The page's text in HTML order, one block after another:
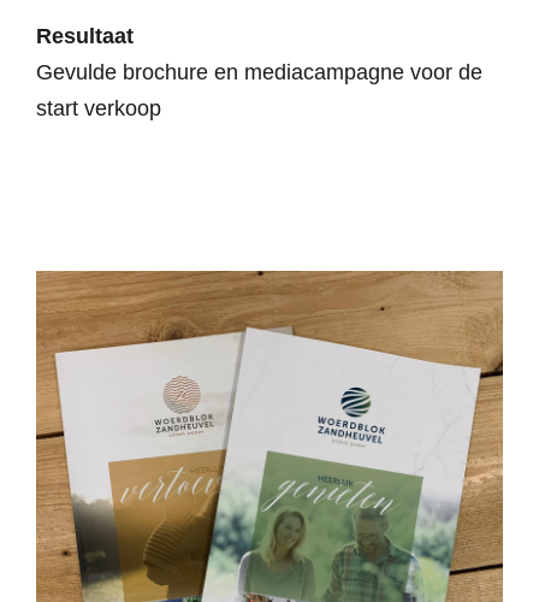
Resultaat
Gevulde brochure en mediacampagne voor de
start verkoop